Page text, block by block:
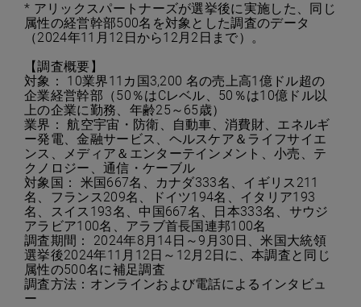
* アリックスパートナーズが選挙後に実施した、同じ
属性の経営幹部500名を対象とした調査のデータ
（2024年11月12日から12月2日まで）。
【調査概要】
対象： 10業界11カ国3,200 名の売上高1億ドル超の
企業経営幹部（50％はCレベル、50％は10億ドル以
上の企業に勤務、年齢25～65歳）
業界： 航空宇宙・防衛、自動車、消費財、エネルギ
ー発電、金融サービス、ヘルスケア＆ライフサイエ
ンス、メディア＆エンターテインメント、小売、テ
クノロジー、通信・ケーブル
対象国： 米国667名、カナダ333名、イギリス211
名、フランス209名、ドイツ194名、イタリア193
名、スイス193名、中国667名、日本333名、サウジ
アラビア100名、アラブ首長国連邦100名
調査期間： 2024年8月14日～9月30日、米国大統領
選挙後2024年11月12日～12月2日に、本調査と同じ
属性の500名に補足調査
調査方法：オンラインおよび電話によるインタビュ
ー